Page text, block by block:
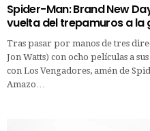
Spider-Man: Brand New
vuelta del trepamuros a la
Tras pasar por manos de tres
Jon Watts) con ocho películas a
con Los Vengadores, amén de
Amazo…